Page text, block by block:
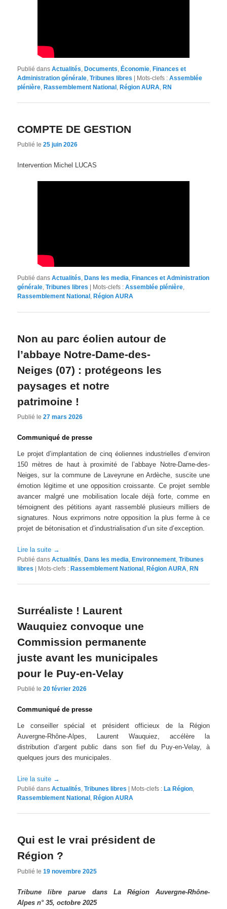
Publié dans Actualités ,Documents ,Économie ,Finances et
Administration générale ,Tribunes libres | Mots-clefs : Assemblée
plénière ,Rassemblement National ,Région AURA ,RN
COMPTE DE GESTION
Publié le25 juin 2026
Intervention Michel LUCAS
Publié dans Actualités, Dans les media, Finances et Administration
générale,Tribunes libres Mots-clefs : Assemblée plénière,
Rassemblement National , Région AURA
Non au parc éolien autour de
l’abbaye Notre-Dame-des-
Neiges (07) : protégeons les
paysages et notre
patrimoine !
Publié le27 mars 2026
Communiqué de presse
Le projet d’implantation de cinq éoliennes industrielles d’environ
150 mètres de haut à proximité de l’abbaye Notre-Dame-des-
Neiges, sur la commune de Laveyrune en Ardèche, suscite une
émotion légitime et une opposition croissante. Ce projet semble
avancer malgré une mobilisation locale déjà forte, comme en
témoignent des pétitions ayant rassemblé plusieurs milliers de
signatures. Nous exprimons notre opposition la plus ferme à ce
projet de bétonisation et d’industrialisation d’un site d’exception.
Lire la suite →
Publié dans Actualités ,Dans les media ,Environnement ,Tribunes
libres | Mots-clefs : Rassemblement National ,Région AURA ,RN
Surréaliste ! Laurent
Wauquiez convoque une
Commission permanente
juste avant les municipales
pour le Puy-en-Velay
Publié le20 février 2026
Communiqué de presse
Le conseiller spécial et président officieux de la Région
Auvergne-Rhône-Alpes, Laurent Wauquiez, accélère la
distribution d’argent public dans son fief du Puy-en-Velay, à
quelques jours des municipales.
Lire la suite →
Publié dans Actualités,Tribunes libres Mots-clefs : La Région,
Rassemblement National , Région AURA
Qui est le vrai président de
Région ?
Publié le19 novembre 2025
Tribune libre parue dans La Région Auvergne-Rhône-
Alpes n° 35, octobre 2025